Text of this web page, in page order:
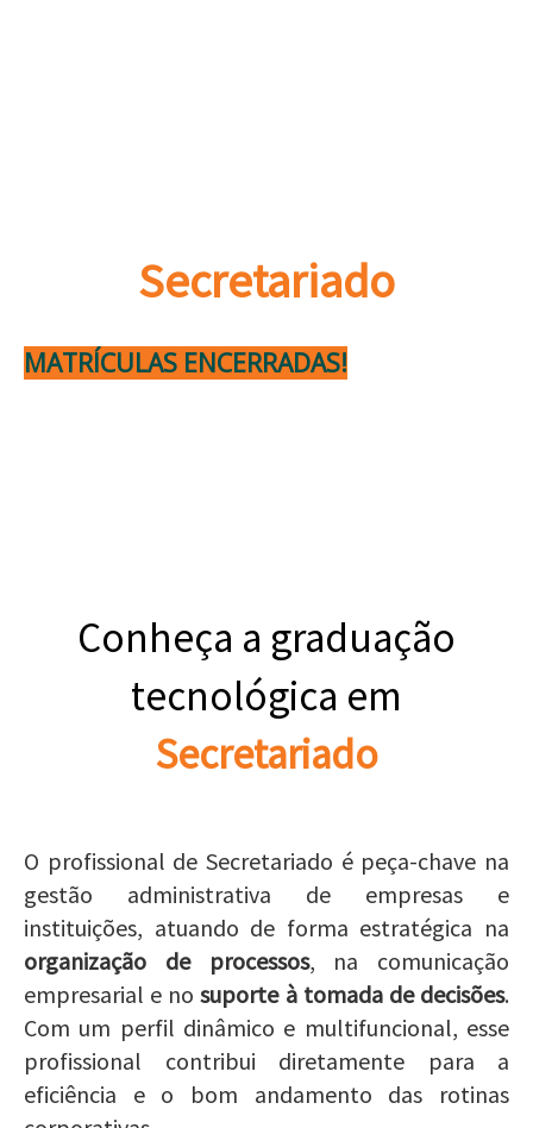
Secretariado
MATRÍCULAS ENCERRADAS!
Conheça a graduação
tecnológica em
Secretariado
O profissional de Secretariado é peça-chave na
gestão administrativa de empresas e
instituições, atuando de forma estratégica na
organização de processos, na comunicação
empresarial e nosuporte à tomada de decisões.
Com um perfil dinâmico e multifuncional, esse
profissional contribui diretamente para a
eficiência e o bom andamento das rotinas